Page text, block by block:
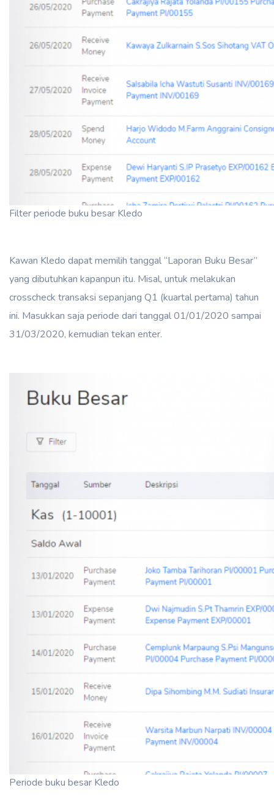
Filter periode buku besar Kledo
Kawan Kledo dapat memilih tanggal “Laporan Buku Besar”
yang dibutuhkan kapanpun itu. Misal, untuk melakukan
crosscheck transaksi sepanjang Q1 (kuartal pertama) tahun
ini. Masukkan saja periode dari tanggal 01/01/2020 sampai
31/03/2020, kemudian tekan enter.
Periode buku besar Kledo